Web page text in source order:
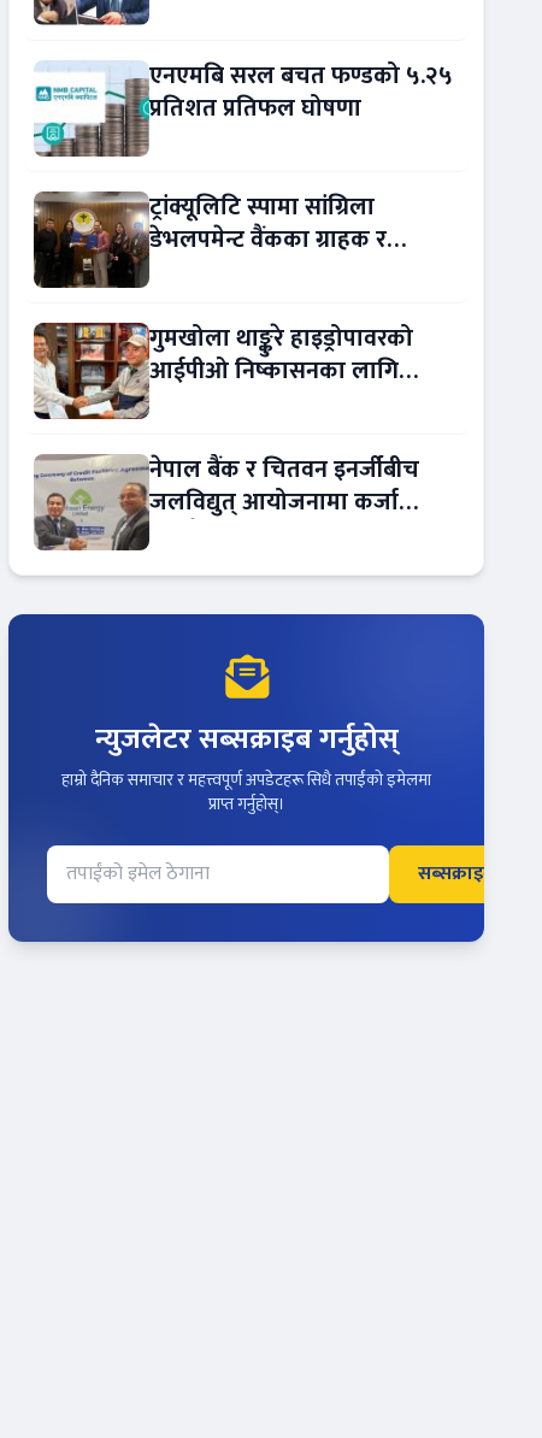
एनएमबि सरल बचत फण्डको ५.२५
प्रतिशत प्रतिफल घोषणा
ट्रांक्यूलिटि स्पामा सांग्रिला
डेभलपमेन्ट वैंकका ग्राहक र
गुमखोला थाङ्कुरे हाइड्रोपावरको
आईपीओ निष्कासनका लागि
नेपाल बैंक र चितवन इनर्जीबीच
जलविद्युत् आयोजनामा कर्जा
न्युजलेटर सब्सक्राइब गर्नुहोस्
हाम्रो दैनिक समाचार र महत्त्वपूर्ण अपडेटहरू सिधै तपाईंको इमेलमा
प्राप्त गर्नुहोस्।
सब्सक्राइब